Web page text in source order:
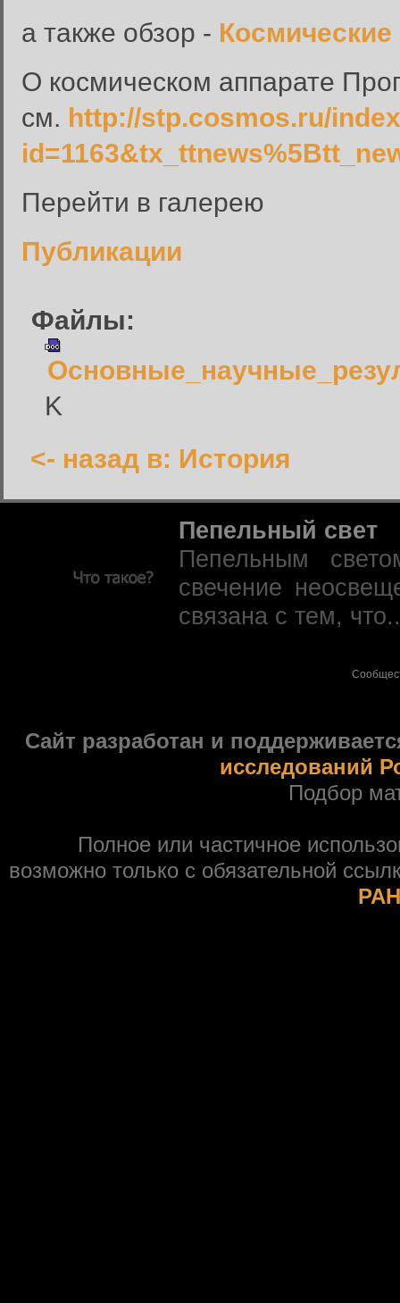
а также обзор -
О космическом аппарате
см. http://stp.cosmos.ru/
Перейти в галерею
Публикации
Файлы:
K
<- назад в: История
Пепельный свет
Пепельным
свечение
связана с тем,
Сайт разработан и
исследований
Подбор
Полное или частичное
возможно только с обязательной